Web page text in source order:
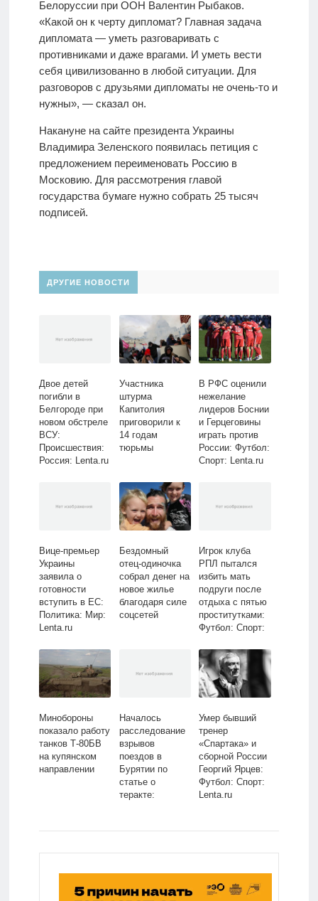
Белоруссии при ООН Валентин Рыбаков.
«Какой он к черту дипломат? Главная задача
дипломата — уметь разговаривать с
противниками и даже врагами. И уметь вести
себя цивилизованно в любой ситуации. Для
разговоров с друзьями дипломаты не очень-то и
нужны», — сказал он.
Накануне на сайте президента Украины
Владимира Зеленского появилась петиция с
предложением переименовать Россию в
Московию. Для рассмотрения главой
государства бумаге нужно собрать 25 тысяч
подписей.
ДРУГИЕ НОВОСТИ
Двое детей
погибли в
Белгороде при
новом обстреле
ВСУ:
Происшествия:
Россия: Lenta.ru
Участника
штурма
Капитолия
приговорили к
14 годам
тюрьмы
В РФС оценили
нежелание
лидеров Боснии
и Герцеговины
играть против
России: Футбол:
Спорт: Lenta.ru
Вице-премьер
Украины
заявила о
готовности
вступить в ЕС:
Политика: Мир:
Lenta.ru
Бездомный
отец-одиночка
собрал денег на
новое жилье
благодаря силе
соцсетей
Игрок клуба
РПЛ пытался
избить мать
подруги после
отдыха с пятью
проститутками:
Футбол: Спорт:
Минобороны
показало работу
танков Т-80БВ
на купянском
направлении
Началось
расследование
взрывов
поездов в
Бурятии по
статье о
теракте:
структуры:
Умер бывший
тренер
«Спартака» и
сборной России
Георгий Ярцев:
Футбол: Спорт:
Lenta.ru